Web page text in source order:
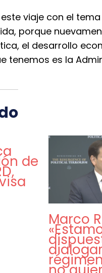
este viaje con el
porque
el desarrollo
tenemos es la
de
Marco